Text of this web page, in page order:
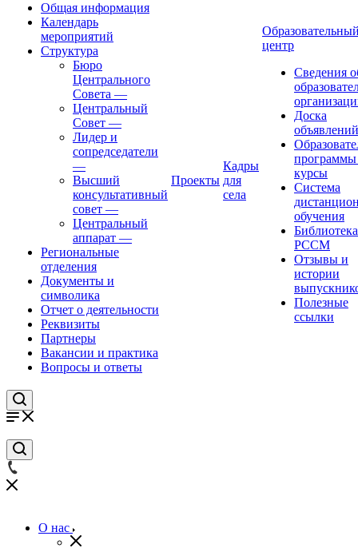
Общая информация
Календарь
мероприятий
Структура
Бюро
Центрального
Совета —
Центральный
Совет —
Лидер и
сопредседатели
—
Высший
консультативный
совет —
Центральный
аппарат —
Региональные
отделения
Документы и
символика
Отчет о деятельности
Реквизиты
Партнеры
Вакансии и практика
Вопросы и ответы
Проекты
Кадры
для
села
центр
Сведения
Доска
объявлений
курсы
Система
обучения
Библиотека
РССМ
Отзывы и
истории
Полезные
ссылки
О нас